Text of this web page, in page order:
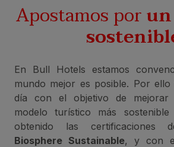
Apostamos por
En Bull Hotels estamos
mundo mejor es posible. Por ello
día con el objetivo de
modelo turístico más
obtenido las certificaciones
Biosphere Sustainable, y con